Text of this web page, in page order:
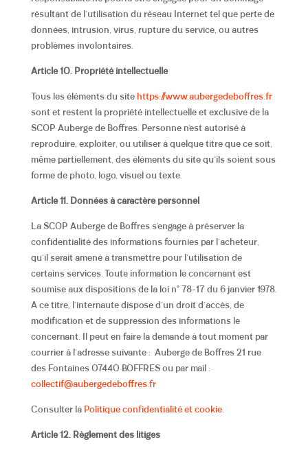
résultant de l’utilisation du réseau Internet tel que perte de
données, intrusion, virus, rupture du service, ou autres
problèmes involontaires.
Article 10. Propriété intellectuelle
Tous les éléments du site https://www.aubergedeboffres.fr
sont et restent la propriété intellectuelle et exclusive de la
SCOP Auberge de Boffres. Personne n’est autorisé à
reproduire, exploiter, ou utiliser à quelque titre que ce soit,
même partiellement, des éléments du site qu’ils soient sous
forme de photo, logo, visuel ou texte.
Article 11. Données à caractère personnel
La SCOP Auberge de Boffres s’engage à préserver la
confidentialité des informations fournies par l’acheteur,
qu’il serait amené à transmettre pour l’utilisation de
certains services. Toute information le concernant est
soumise aux dispositions de la loi n° 78-17 du 6 janvier 1978.
A ce titre, l’internaute dispose d’un droit d’accès, de
modification et de suppression des informations le
concernant. Il peut en faire la demande à tout moment par
courrier à l’adresse suivante : Auberge de Boffres 21 rue
des Fontaines 07440 BOFFRES ou par mail :
collectif@aubergedeboffres.fr
Consulter la Politique confidentialité et cookie.
Article 12. Règlement des litiges